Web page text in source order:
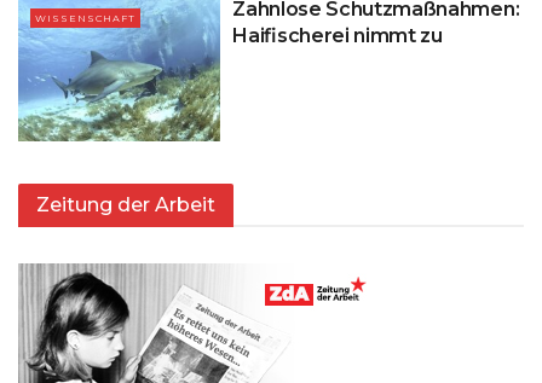
WISSENSCHAFT
Zahnlose Schutzmaßnahmen:
Haifischerei nimmt zu
Zeitung der Arbeit